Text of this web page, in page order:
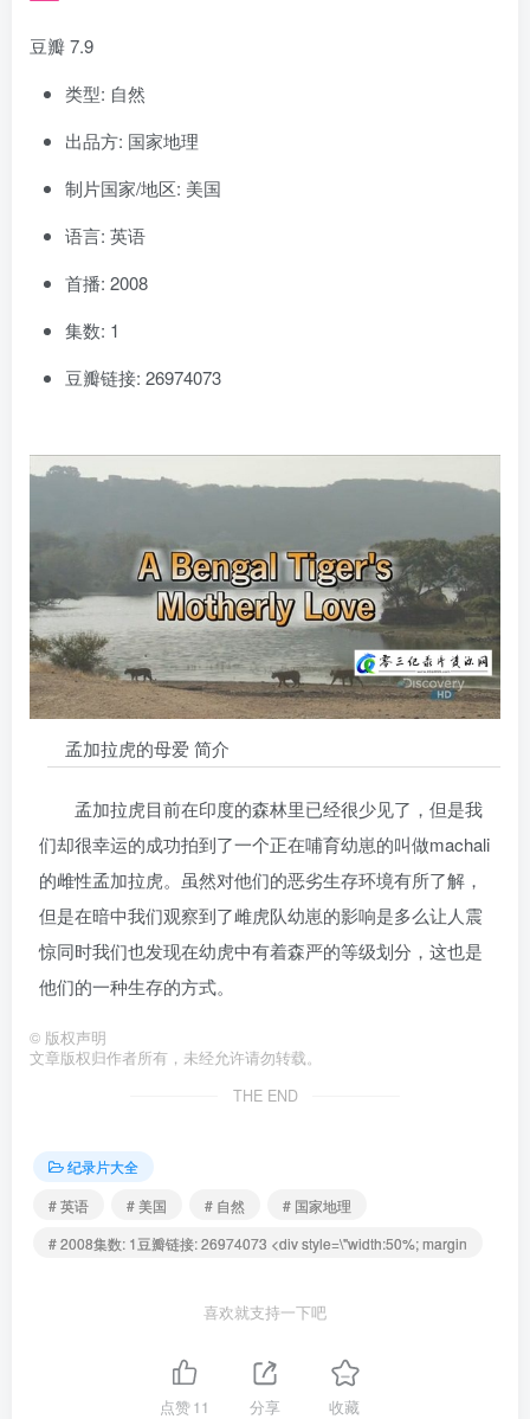
豆瓣 7.9
类型: 自然
出品方: 国家地理
制片国家/地区: 美国
语言: 英语
首播: 2008
集数: 1
豆瓣链接: 26974073
孟加拉虎的母爱 简介
孟加拉虎目前在印度的森林里已经很少见了，但是我
们却很幸运的成功拍到了一个正在哺育幼崽的叫做machali
的雌性孟加拉虎。虽然对他们的恶劣生存环境有所了解，
但是在暗中我们观察到了雌虎队幼崽的影响是多么让人震
惊同时我们也发现在幼虎中有着森严的等级划分，这也是
他们的一种生存的方式。
© 版权声明
文章版权归作者所有，未经允许请勿转载。
THE END
纪录片大全
# 英语
# 美国 # 自然
# 国家地理
# 2008集数: 1豆瓣链接: 26974073 <div style=\"width:50%; margin
喜欢就支持一下吧
点赞11 分享 收藏